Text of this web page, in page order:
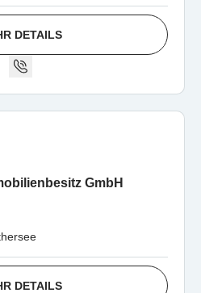
DETAILS
GmbH
DETAILS